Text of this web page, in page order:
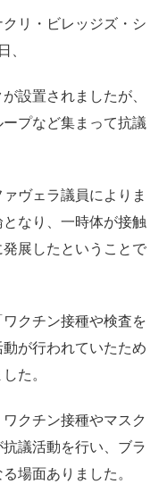
リ・ビレッジズ・シ
設置されましたが、
プなど集まって抗議
ヴェラ議員によりま
なり、一時体が接触
展したということで
クチン接種や検査を
が行われていたため
た。
クチン接種やマスク
議活動を行い、ブラ
場面ありました。